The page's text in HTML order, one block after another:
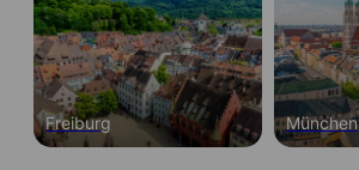
Freiburg München